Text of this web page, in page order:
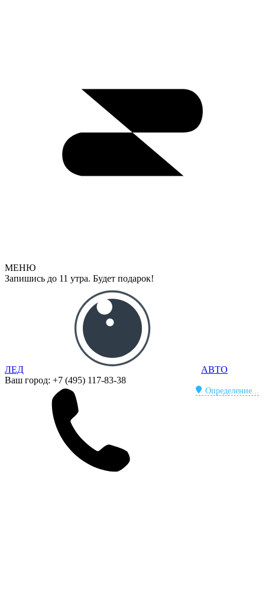
МЕНЮ
Запишись до 11 утра. Будет подарок!
ЛЕД
АВТО
Ваш город:
Определение...
+7 (495) 117-83-38